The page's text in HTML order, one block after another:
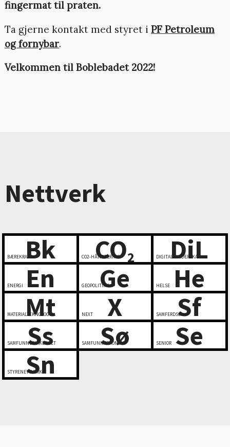
fingermat til praten.
Ta gjerne kontakt med styret i PF Petroleum
og fornybar.
Velkommen til Boblebadet 2022!
Nettverk
Bk
BÆREKRAFT CO2
CO2-HÅNDTERING DiL
DIGITALT LEDERSKAP
En
ENERGI Ge
GEOPOLITIKK He
HELSE
Mt
MATERIALTEKNOLOGI X
NEXT Sf
SAMFERDSEL
Ss
SAMFUNNSSIKKERHET Sø
SAMFUNNSØKONOMI Se
SENIOR
Sn
STYRENETTVERK